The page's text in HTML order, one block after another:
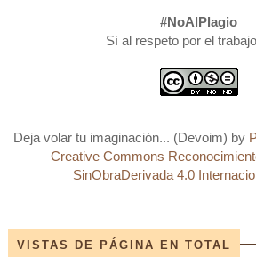
#NoAlPlagio
Sí al respeto por el
Deja volar tu imaginación... (Devoim) by
Creative Commons
SinObraDerivada 4.0
VISTAS DE PÁGINA EN TOTAL